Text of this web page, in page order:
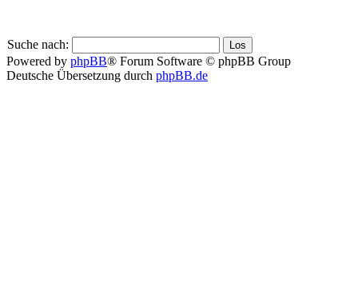
Suche nach:
Powered by phpBB® Forum Software © phpBB Group
Deutsche Übersetzung durch phpBB.de